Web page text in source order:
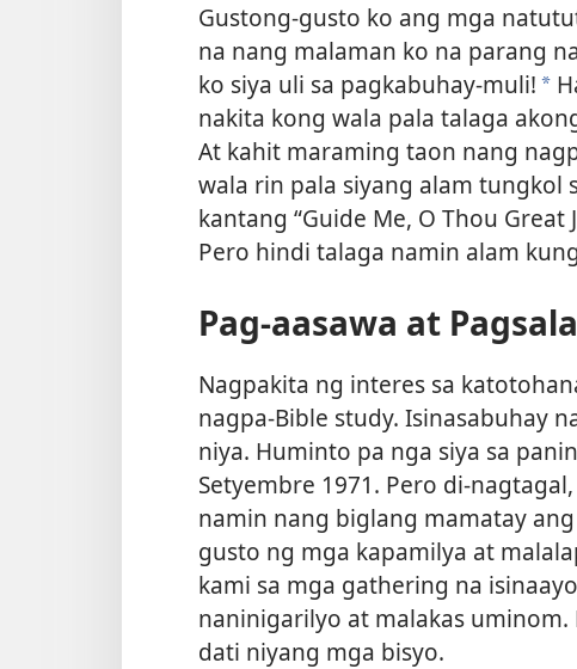
Gustong-gusto ko ang mga
na nang malaman ko na parang
ko siya uli sa pagkabuhay-muli! a
nakita kong wala pala talaga
At kahit maraming taon nang
wala rin pala siyang alam tungkol
kantang “Guide Me, O Thou
Pero hindi talaga namin alam
Pag-aasawa at
Nagpakita ng interes sa
nagpa-Bible study. Isinasabuhay
niya. Huminto pa nga siya sa
Setyembre 1971. Pero di-
namin nang biglang mamatay
gusto ng mga kapamilya at
kami sa mga gathering na
naninigarilyo at malakas
dati niyang mga bisyo.